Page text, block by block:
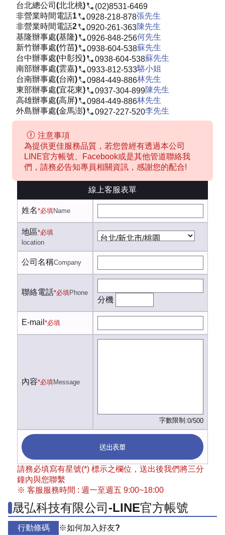
台北總公司(北北桃)
(02)8531-6469
非營業時間電話1
0928-218-878張先生
非營業時間電話2
0920-261-363陳先生
基隆辦事處(基隆)
0926-848-256何先生
新竹辦事處(竹苗)
0938-604-538蘇先生
台中辦事處(中彰投)
0938-604-538蘇先生
南部辦事處(雲嘉)
0933-812-533駱小姐
台南辦事處(台南)
0984-449-886林先生
東部辦事處(宜花東)
0937-304-899陳先生
高雄辦事處(高屏)
0984-449-886林先生
外島辦事處(金馬澎)
0927-227-520李先生
注意事項
為提供更佳服務品質，若您曾經有透過本公司
LINE官方帳號、Facebook或是其他管道聯絡我
們，請務必告知專員相關資訊，感謝您的配合!
線上客服表單
姓名*必填Name
地區*必填
location
公司名稱Company
聯絡電話*必填Phone
分機
E-mail *必填
內容*必填Message
字數限制:0/500
送出表單
請務必填寫有星號(*) 標示之欄位，送出後我們將三分
鐘內與您聯繫
※ 客服服務時間 : 週一至週五 9:00~18:00
晟弘科技有限公司-LINE官方帳號
行動條碼
※如何加入好友?